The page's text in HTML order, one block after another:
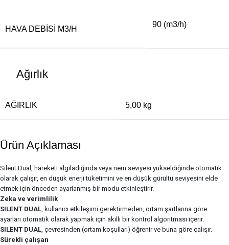
HAVA DEBISI M3/H
90 (m3/h)
Ağırlık
AĞIRLIK 5,00 kg
Ürün Açıklaması
Silent Dual, hareketi algıladığında veya nem seviyesi yükseldiğinde otomatik
olarak çalışır, en düşük enerji tüketimini ve en düşük gürültü seviyesini elde
etmek için önceden ayarlanmış bir modu etkinleştirir.
Zeka ve verimlilik
SILENT DUAL , kullanıcı etkileşimi gerektirmeden, ortam şartlarına göre
ayarları otomatik olarak yapmak için akıllı bir kontrol algoritması içerir.
SILENT DUAL , çevresinden (ortam koşulları) öğrenir ve buna göre çalışır.
Sürekli çalışan